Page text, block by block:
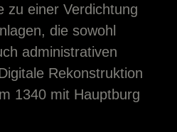
zu einer Verdichtung
die sowohl
administrativen
Rekonstruktion
1340 mit Hauptburg